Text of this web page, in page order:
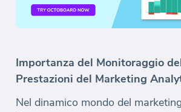
Importanza del Monitoraggio
Prestazioni del Marketing
Nel dinamico mondo del